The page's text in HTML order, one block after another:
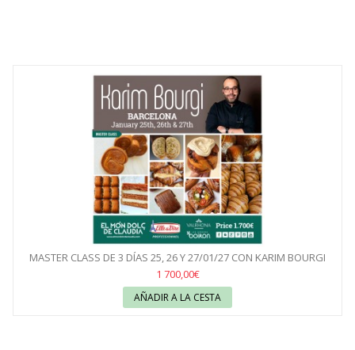
MASTER CLASS DE 3 DÍAS 25, 26 Y 27/01/27 CON KARIM BOURGI
1 700,00€
AÑADIR A LA CESTA